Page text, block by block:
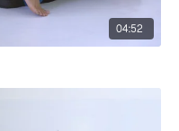
04:52